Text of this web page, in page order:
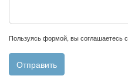
Пользуясь формой, вы соглашаетесь с